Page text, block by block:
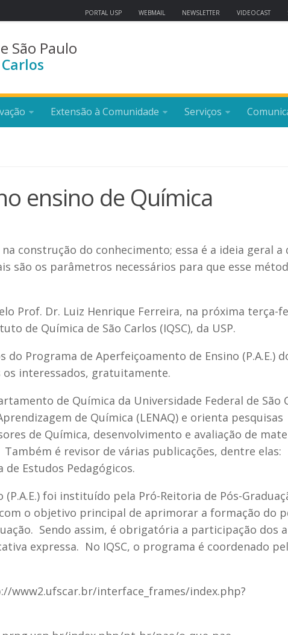
PORTAL USP WEBMAIL NEWSLETTER VIDEOCAST
São Paulo
Extensão à Comunidade Serviços
ensino de Química
construção do conhecimento; essa é a ideia geral a
são os parâmetros necessários para que esse
Prof. Dr. Luiz Henrique Ferreira, na próxima terça-
de Química de São Carlos (IQSC), da USP.
Programa de Aperfeiçoamento de Ensino (P.A.E.)
interessados, gratuitamente.
de Química da Universidade Federal de São
de Química (LENAQ) e orienta pesquisas
de Química, desenvolvimento e avaliação de
é revisor de várias publicações, dentre elas:
de Estudos Pedagógicos.
foi instituído pela Pró-Reitoria de Pós-
com o objetivo principal de aprimorar a formação do
Sendo assim, é obrigatória a participação dos
expressa. No IQSC, o programa é coordenado
www2.ufscar.br/interface_frames/index.php?